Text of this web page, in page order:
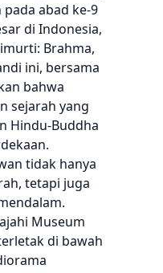
abad ke-9
di Indonesia,
Brahma,
ini, bersama
bahwa
sejarah yang
Hindu-Buddha
tidak hanya
tetapi juga
Museum
di bawah